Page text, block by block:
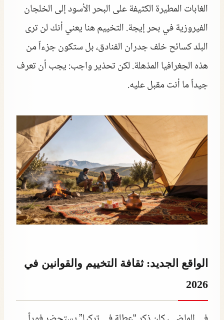
الغابات المطيرة الكثيفة على البحر الأسود إلى الخلجان
الفيروزية في بحر إيجة. التخييم هنا يعني أنك لن ترى
البلد كسائح خلف جدران الفنادق، بل ستكون جزءاً من
هذه الجغرافيا المذهلة. لكن تحذير واجب: يجب أن تعرف
جيداً ما أنت مقبل عليه.
الواقع الجديد: ثقافة التخييم والقوانين في
2026